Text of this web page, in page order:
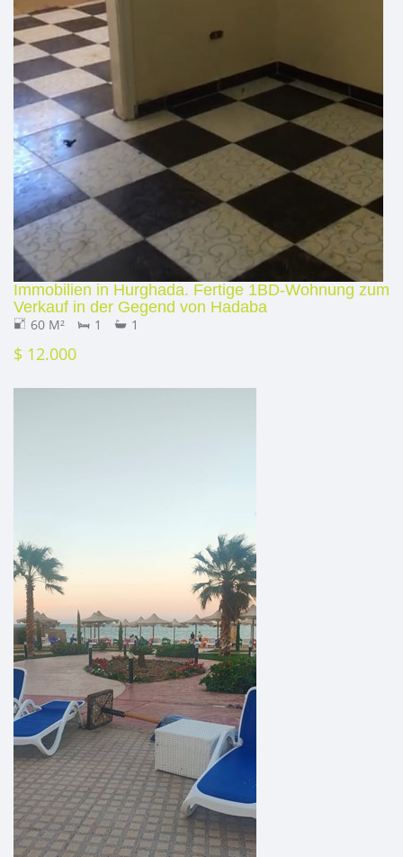
Immobilien in Hurghada. Fertige 1BD-Wohnung zum
Verkauf in der Gegend von Hadaba
60 M² 1 1
$ 12.000